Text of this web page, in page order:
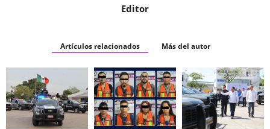
Editor
Artículos relacionados Más del autor